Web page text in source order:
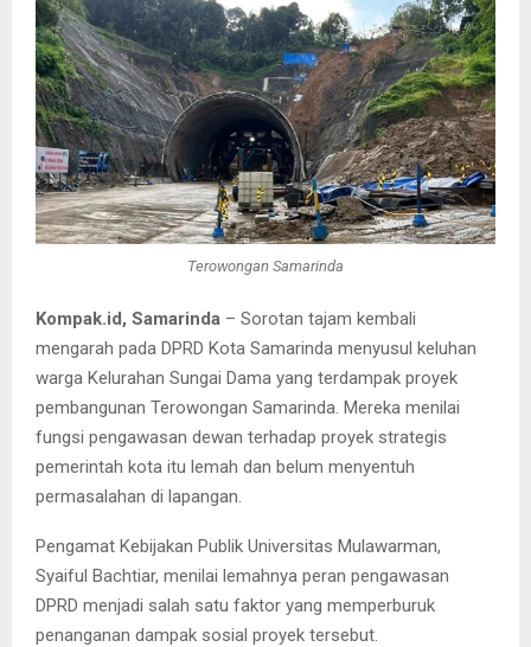
Terowongan Samarinda
Kompak.id, Samarinda – Sorotan tajam kembali
mengarah pada DPRD Kota Samarinda menyusul keluhan
warga Kelurahan Sungai Dama yang terdampak proyek
pembangunan Terowongan Samarinda. Mereka menilai
fungsi pengawasan dewan terhadap proyek strategis
pemerintah kota itu lemah dan belum menyentuh
permasalahan di lapangan.
Pengamat Kebijakan Publik Universitas Mulawarman,
Syaiful Bachtiar, menilai lemahnya peran pengawasan
DPRD menjadi salah satu faktor yang memperburuk
penanganan dampak sosial proyek tersebut.